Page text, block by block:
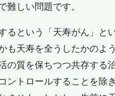
しい問題です。
るという「天寿がん」と
も天寿を全うしたかのよ
質を保ちつつ共存する
ントロールすることを除